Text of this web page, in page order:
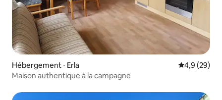
Hébergement ⋅ Erla Évaluation
4,9 (29)
Maison authentique à la campagne